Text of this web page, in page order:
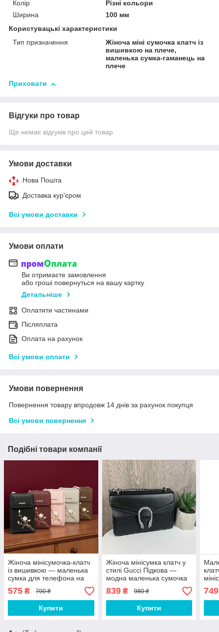
Колір
Різні кольори
Ширина
100 мм
Користувацькі характеристики
Тип призначення
Жіноча міні сумочка клатч із
вишивкою на плече,
маленька сумка-гаманець на
плече
Приховати
Відгуки про товар
Ще немає відгуків про цей товар
Умови доставки
Нова Пошта
Доставка кур'єром
Всі умови доставки
Умови оплати
Ви отримаєте замовлення
або гроші повернуться на вашу картку
Детальніше
Оплатити частинами
Післяплата
Оплата на рахунок
Всі умови оплати
Умови повернення
Повернення товару впродовж 14 днів за рахунок покупця
Всі умови повернення
Подібні товари компанії
Жіноча мінісумочка-клатч
із вишивкою — маленька
сумка для телефона на
плече з квітами
575 ₴ 700 ₴
Купити
Жіноча мінісумка клатч у
стилі Gucci Підкова —
модна маленька сумочка
на ланцюжку
839₴ 980 ₴
Купити
749